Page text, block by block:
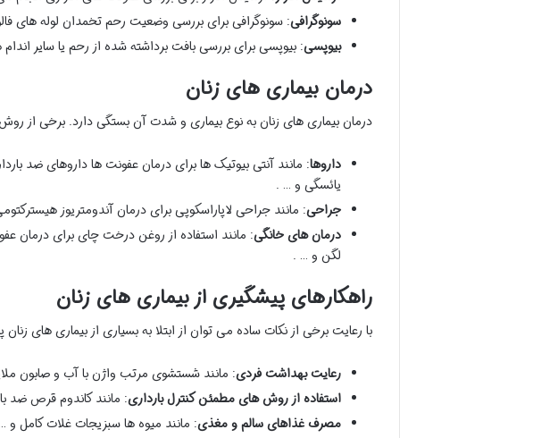
سونوگرافی: سونوگرافی برای بررسی وضعیت رحم تخمدان لوله های
بیوپسی: بیوپسی برای بررسی بافت برداشته شده از رحم یا سایر
درمان بیماری های زنان
درمان بیماری های زنان به نوع بیماری و شدت آن بستگی دارد. برخی از روش
داروها: مانند آنتی بیوتیک ها برای درمان عفونت ها داروهای ضد
یائسگی و … .
جراحی: مانند جراحی لاپاراسکوپی برای درمان آندومتریوز
درمان های خانگی: مانند استفاده از روغن درخت چای برای درمان
لگن و … .
راهکارهای پیشگیری از بیماری های زنان
با رعایت برخی از نکات ساده می توان از ابتلا به بسیاری از بیماری های
رعایت بهداشت فردی: مانند شستشوی مرتب واژن با آب و صابون
استفاده از روش های مطمئن کنترل بارداری: مانند کاندوم قرص ضد
مصرف غذاهای سالم و مغذی: مانند میوه ها سبزیجات غلات کامل و